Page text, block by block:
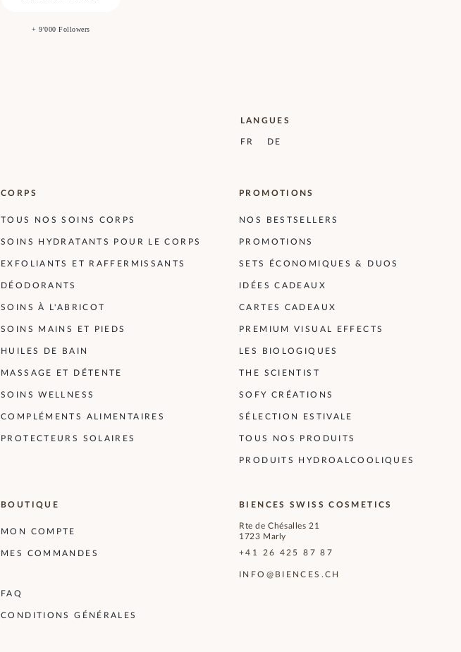
+ 9'000 Followers
LANGUES
FR DE
CORPS
TOUS NOS SOINS CORPS
SOINS HYDRATANTS POUR LE CORPS
EXFOLIANTS ET RAFFERMISSANTS
DÉODORANTS
SOINS À L'ABRICOT
SOINS MAINS ET PIEDS
HUILES DE BAIN
MASSAGE ET DÉTENTE
SOINS WELLNESS
COMPLÉMENTS ALIMENTAIRES
PROTECTEURS SOLAIRES
PROMOTIONS
NOS BESTSELLERS
PROMOTIONS
SETS ÉCONOMIQUES & DUOS
IDÉES CADEAUX
CARTES CADEAUX
PREMIUM VISUAL EFFECTS
LES BIOLOGIQUES
THE SCIENTIST
SOFY CRÉATIONS
SÉLECTION ESTIVALE
TOUS NOS PRODUITS
PRODUITS HYDROALCOOLIQUES
BOUTIQUE
MON COMPTE
MES COMMANDES
FAQ
CONDITIONS GÉNÉRALES
BIENCES SWISS COSMETICS
Rte de Chésalles 21
1723 Marly
+41 26 425 87 87
INFO@BIENCES.CH